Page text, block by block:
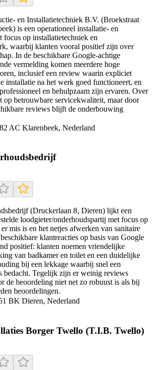
en Installatietechniek B.V. (Broekstraat
is een operationeel installatie- en
focus op installatietechniek en
waarbij klanten vooral positief zijn over
In de beschikbare Google-achtige
vermelding komen meerdere hoge
inclusief een review waarin expliciet
installatie na het werk goed functioneert, en
en behulpzaam zijn ervaren. Over
op betrouwbare servicekwaliteit, maar door
reviews blijft de onderbouwing
AC Klarenbeek, Nederland
(Druckerlaan 8, Dieren) lijkt een
loodgieter/onderhoudspartij met focus op
mis is en het netjes afwerken van sanitaire
klantreacties op basis van Google
positief: klanten noemen vriendelijke
van badkamer en toilet en een duidelijke
bij een lekkage waarbij snel een
bedacht. Tegelijk zijn er weinig reviews
de beoordeling niet net zo robuust is als bij
beoordelingen.
BK Dieren, Nederland
Borger Twello (T.I.B. Twello)